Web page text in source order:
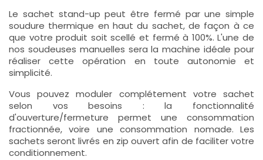
Le sachet stand-up peut être fermé par une simple
soudure thermique en haut du sachet, de façon à ce
que votre produit soit scellé et fermé à 100%. L'une de
nos soudeuses manuelles sera la machine idéale pour
réaliser cette opération en toute autonomie et
simplicité.
Vous pouvez moduler complétement votre sachet
selon vos besoins : la fonctionnalité
d'ouverture/fermeture permet une consommation
fractionnée, voire une consommation nomade. Les
sachets seront livrés en zip ouvert afin de faciliter votre
conditionnement.